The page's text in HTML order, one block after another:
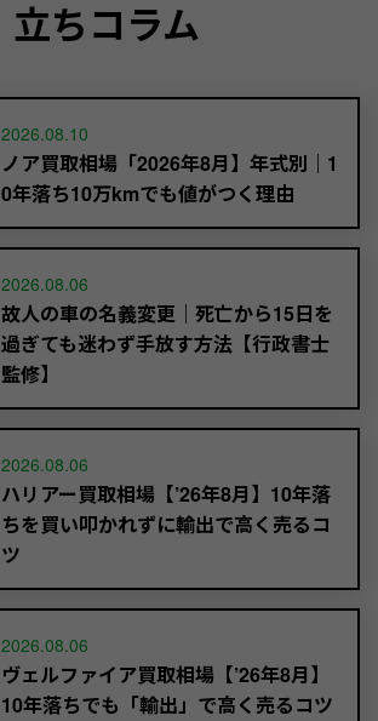
立ちコラム
2026.08.10
ノア買取相場「2026年8月】年式別｜1
0年落ち10万kmでも値がつく理由
2026.08.06
故人の車の名義変更｜死亡から15日を
過ぎても迷わず手放す方法【行政書士
監修】
2026.08.06
ハリアー買取相場【’26年8月】10年落
ちを買い叩かれずに輸出で高く売るコ
ツ
2026.08.06
ヴェルファイア買取相場【’26年8月】
10年落ちでも「輸出」で高く売るコツ